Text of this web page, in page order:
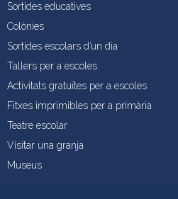
Sortides educatives
Colònies
Sortides escolars d’un dia
Tallers per a escoles
Activitats gratuïtes per a escoles
Fitxes imprimibles per a primària
Teatre escolar
Visitar una granja
Museus